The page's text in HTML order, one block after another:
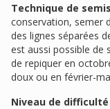
Technique de
conservation, semer
des lignes séparées
est aussi possible de
de repiquer en
doux ou en février-
Niveau de